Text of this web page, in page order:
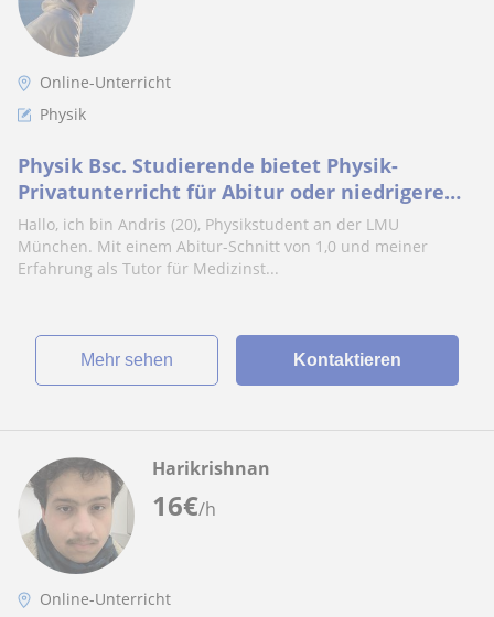
Online-Unterricht
Physik
Physik Bsc. Studierende bietet Physik-
Privatunterricht für Abitur oder niedrigere
Niveaus
Hallo, ich bin Andris (20), Physikstudent an der LMU
München. Mit einem Abitur-Schnitt von 1,0 und meiner
Erfahrung als Tutor für Medizinst...
Mehr sehen Kontaktieren
16€/h
Harikrishnan
Online-Unterricht